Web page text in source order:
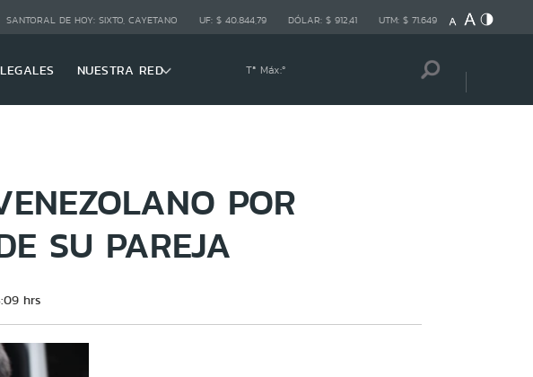
SANTORAL DE HOY: SIXTO, CAYETANO UF: $ 40.844,79 DÓLAR: $ 912,41 UTM: $ 71.649
NUESTRA RED Tª Máx:º
POR
SU PAREJA
hrs